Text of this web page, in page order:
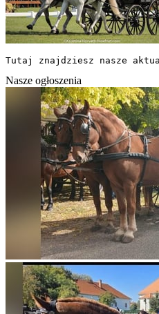
Tutaj znajdziesz nasze
Nasze ogłoszenia